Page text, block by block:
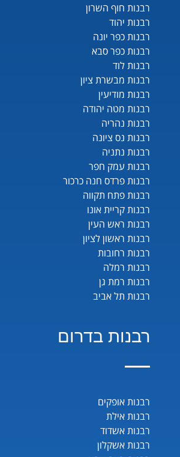
רבנות חוף השרון
רבנות יהוד
רבנות כפר יונה
רבנות כפר סבא
רבנות לוד
רבנות מבשרת ציון
רבנות מודיעין
רבנות מטה יהודה
רבנות נהריה
רבנות נס ציונה
רבנות נתניה
רבנות עמק חפר
רבנות פרדס חנה כרכור
רבנות פתח תקווה
רבנות קריית אונו
רבנות ראש העין
רבנות ראשון לציון
רבנות רחובות
רבנות רמלה
רבנות רמת גן
רבנות תל אביב
רבנות בדרום
רבנות אופקים
רבנות אילת
רבנות אשדוד
רבנות אשקלון